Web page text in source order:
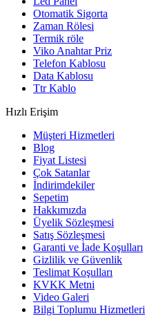
Otomatik Sigorta
Zaman Rölesi
Termik röle
Viko Anahtar Priz
Telefon Kablosu
Data Kablosu
Ttr Kablo
Hızlı Erişim
Müşteri Hizmetleri
Blog
Fiyat Listesi
Çok Satanlar
İndirimdekiler
Sepetim
Hakkımızda
Üyelik Sözleşmesi
Satış Sözleşmesi
Garanti ve İade Koşulları
Gizlilik ve Güvenlik
Teslimat Koşulları
KVKK Metni
Video Galeri
Bilgi Toplumu Hizmetleri